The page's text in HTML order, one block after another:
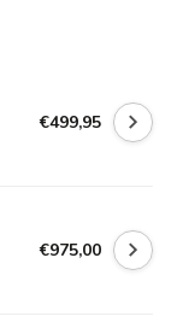
€499,95
€975,00